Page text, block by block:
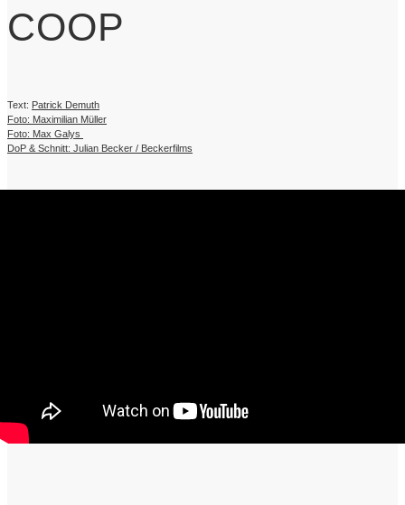
COOP
Text: Patrick Demuth
Foto: Maximilian Müller
Foto: Max Galys
DoP & Schnitt: Julian Becker / Beckerfilms